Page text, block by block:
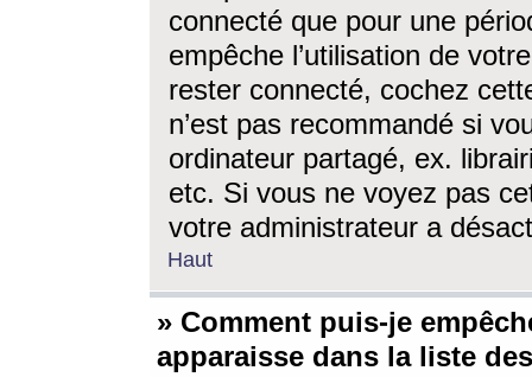
connecté que pour une
empêche l’utilisation de
rester connecté, cochez
n’est pas recommandé si
ordinateur partagé, ex.
etc. Si vous ne voyez pas
votre administrateur a
Haut
» Comment puis-je
apparaisse dans la liste